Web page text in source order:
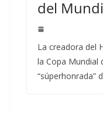
del
La creadora del
la Copa Mundial
“súperhonrada”